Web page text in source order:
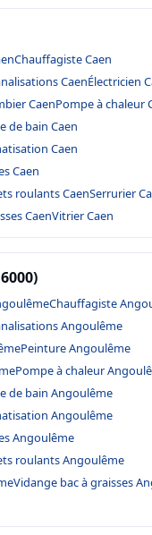
Chauffagiste Caen
CaenÉlectricien
CaenPompe à chaleur
de bain Caen
Caen
Caen
roulants CaenSerrurier
CaenVitrier Caen
Chauffagiste
Angoulême
Peinture Angoulême
Pompe à chaleur
de bain Angoulême
Angoulême
Angoulême
roulants Angoulême
Vidange bac à graisses